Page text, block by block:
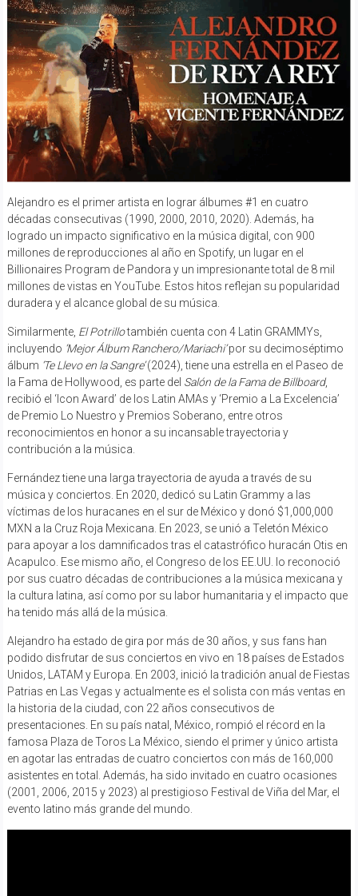
Alejandro es el primer artista en lograr álbumes #1 en cuatro
décadas consecutivas (1990, 2000, 2010, 2020). Además, ha
logrado un impacto significativo en la música digital, con 900
millones de reproducciones al año en Spotify, un lugar en el
Billionaires Program de Pandora y un impresionante total de 8 mil
millones de vistas en YouTube. Estos hitos reflejan su popularidad
duradera y el alcance global de su música.
Similarmente, El Potrillotambién cuenta con 4 Latin GRAMMYs,
incluyendo ‘Mejor Álbum Ranchero/Mariachi’por su decimoséptimo
álbum ‘Te Llevo en la Sangre’(2024), tiene una estrella en el Paseo de
la Fama de Hollywood, es parte del Salón de la Fama de Billboard,
recibió el ‘Icon Award’ de los Latin AMAs y ‘Premio a La Excelencia’
de Premio Lo Nuestro y Premios Soberano, entre otros
reconocimientos en honor a su incansable trayectoria y
contribución a la música.
Fernández tiene una larga trayectoria de ayuda a través de su
música y conciertos. En 2020, dedicó su Latin Grammy a las
víctimas de los huracanes en el sur de México y donó $1,000,000
MXN a la Cruz Roja Mexicana. En 2023, se unió a Teletón México
para apoyar a los damnificados tras el catastrófico huracán Otis en
Acapulco. Ese mismo año, el Congreso de los EE.UU. lo reconoció
por sus cuatro décadas de contribuciones a la música mexicana y
la cultura latina, así como por su labor humanitaria y el impacto que
ha tenido más allá de la música.
Alejandro ha estado de gira por más de 30 años, y sus fans han
podido disfrutar de sus conciertos en vivo en 18 países de Estados
Unidos, LATAM y Europa. En 2003, inició la tradición anual de Fiestas
Patrias en Las Vegas y actualmente es el solista con más ventas en
la historia de la ciudad, con 22 años consecutivos de
presentaciones. En su país natal, México, rompió el récord en la
famosa Plaza de Toros La México, siendo el primer y único artista
en agotar las entradas de cuatro conciertos con más de 160,000
asistentes en total. Además, ha sido invitado en cuatro ocasiones
(2001, 2006, 2015 y 2023) al prestigioso Festival de Viña del Mar, el
evento latino más grande del mundo.